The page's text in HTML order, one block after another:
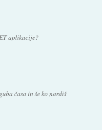
aplikacije?
časa in še ko nardiš